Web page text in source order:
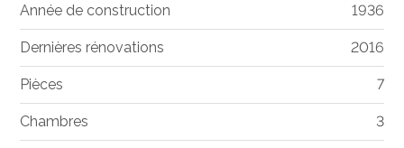
Année de construction 1936
Dernières rénovations 2016
Pièces 7
Chambres 3